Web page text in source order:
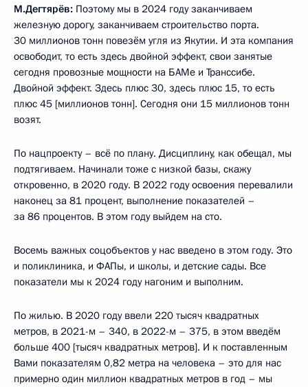
М.Дегтярёв: Поэтому мы в 2024 году заканчиваем
железную дорогу, заканчиваем строительство порта.
30 миллионов тонн повезём угля из Якутии. И эта компания
освободит, то есть здесь двойной эффект, свои занятые
сегодня провозные мощности на БАМе и Транссибе.
Двойной эффект. Здесь плюс 30, здесь плюс 15, то есть
плюс 45 [миллионов тонн]. Сегодня они 15 миллионов тонн
возят.
По нацпроекту – всё по плану. Дисциплину, как обещал, мы
подтягиваем. Начинали тоже с низкой базы, скажу
откровенно, в 2020 году. В 2022 году освоения перевалили
наконец за 81 процент, выполнение показателей –
за 86 процентов. В этом году выйдем на сто.
Восемь важных соцобъектов у нас введено в этом году. Это
и поликлиника, и ФАПы, и школы, и детские сады. Все
показатели мы к 2024 году нагоним и выполним.
По жилью. В 2020 году ввели 220 тысяч квадратных
метров, в 2021-м – 340, в 2022-м – 375, в этом введём
больше 400 [тысяч квадратных метров]. И к поставленным
Вами показателям 0,82 метра на человека – это для нас
примерно один миллион квадратных метров в год – мы